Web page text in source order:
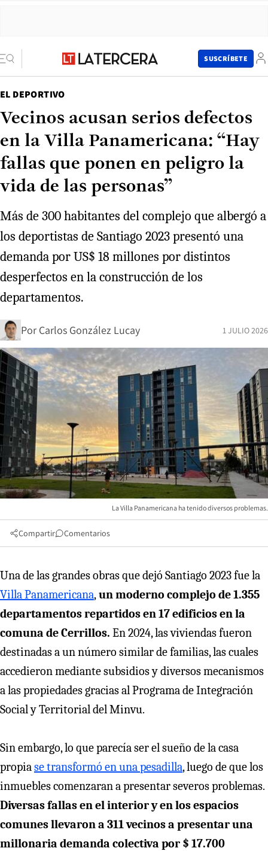
SUSCRÍBETE
EL DEPORTIVO
Vecinos acusan serios defectos
en la Villa Panamericana: “Hay
fallas que ponen en peligro la
vida de las personas”
Más de 300 habitantes del complejo que albergó a
los deportistas de Santiago 2023 presentó una
demanda por US$ 18 millones por distintos
desperfectos en la construcción de los
departamentos.
Por Carlos González Lucay 1 JULIO 2026
La Villa Panamericana ha tenido diversos problemas.
Compartir Comentarios
Una de las grandes obras que dejó Santiago 2023 fue la
Villa Panamericana,un moderno complejo de 1.355
departamentos repartidos en 17 edificios en la
comuna de Cerrillos. En 2024, las viviendas fueron
destinadas a un número similar de familias, las cuales
accedieron mediante subsidios y diversos mecanismos
a las propiedades gracias al Programa de Integración
Social y Territorial del Minvu.
Sin embargo, lo que parecía ser el sueño de la casa
propiase transformó en una pesadilla, luego de que los
inmuebles comenzaran a presentar severos problemas.
Diversas fallas en el interior y en los espacios
comunes llevaron a 311 vecinos a presentar una
millonaria demanda colectiva por $ 17.700